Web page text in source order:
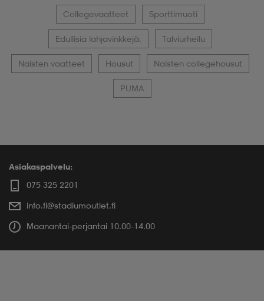
Collegevaatteet Sporttimuoti
Edullisia lahjavinkkejä. Talviurheilu
Naisten vaatteet Housut Naisten collegehousut
PUMA
Asiakaspalvelu:
075 325 2201
info.fi@stadiumoutlet.fi
Maanantai-perjantai 10.00-14.00